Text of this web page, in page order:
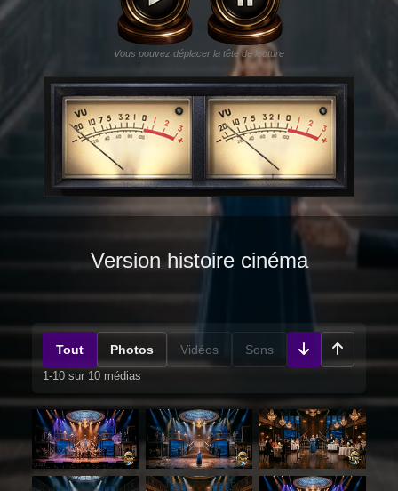
Vous pouvez déplacer la tête de lecture
Version histoire cinéma
Tout Photos Vidéos Sons
1-10 sur 10 médias